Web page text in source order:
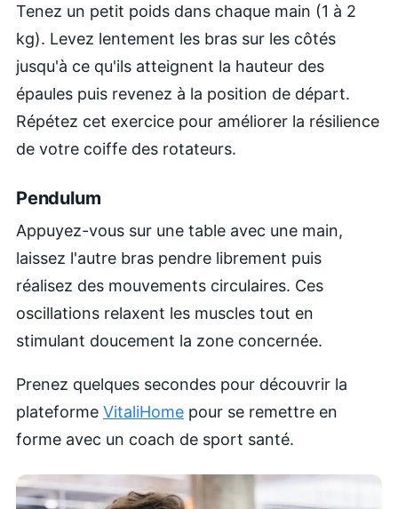
Tenez un petit poids dans chaque main (1 à 2
kg). Levez lentement les bras sur les côtés
jusqu'à ce qu'ils atteignent la hauteur des
épaules puis revenez à la position de départ.
Répétez cet exercice pour améliorer la résilience
de votre coiffe des rotateurs.
Pendulum
Appuyez-vous sur une table avec une main,
laissez l'autre bras pendre librement puis
réalisez des mouvements circulaires. Ces
oscillations relaxent les muscles tout en
stimulant doucement la zone concernée.
Prenez quelques secondes pour découvrir la
plateforme VitaliHome pour se remettre en
forme avec un coach de sport santé.